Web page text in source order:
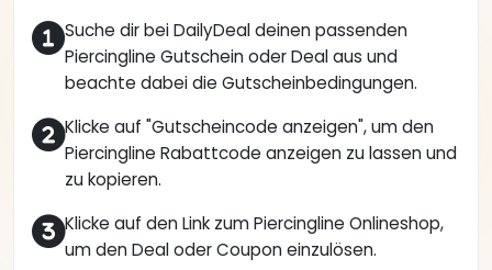
Suche dir bei DailyDeal deinen passenden
Piercingline Gutschein oder Deal aus und
beachte dabei die Gutscheinbedingungen.
Klicke auf "Gutscheincode anzeigen", um den
Piercingline Rabattcode anzeigen zu lassen und
zu kopieren.
Klicke auf den Link zum Piercingline Onlineshop,
um den Deal oder Coupon einzulösen.